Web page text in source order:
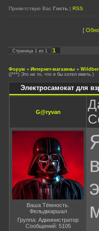
Приветствую Вас Гость | RSS
[
Страница 1 из 1 1
Форум » Интернет-магазины »
((***) Это не то, что я бы хотел иметь.)
Электросамокат для
G@ryvan
Ваша Тёмность.
Фельдмаршал
Группа: Администратор
Сообщений: 5105